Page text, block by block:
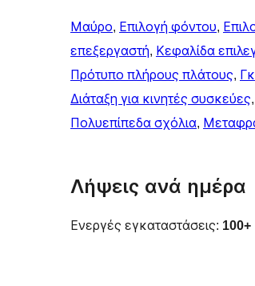
Μαύρο, Επιλογή φόντου,
επεξεργαστή, Κεφαλίδα
Πρότυπο πλήρους πλάτους,
Διάταξη για κινητές συσκεύες,
Πολυεπίπεδα σχόλια,
Λήψεις ανά ημέρα
Ενεργές εγκαταστάσεις: 100+